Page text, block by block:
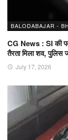
BALODABAJAR -
CG News : SI की
तैरता मिला शव, पुलिस
July 17, 2026